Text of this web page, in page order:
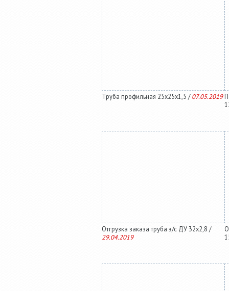
Труба профильная 25х25х1,5 /07.05.2019
Отгрузка заказа труба э/с ДУ 32х2,8 /
29.04.2019